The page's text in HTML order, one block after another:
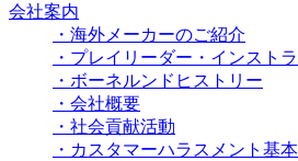
会社案内
・海外メーカーのご紹介
・プレイリーダー・インスト
・ボーネルンドヒストリー
・会社概要
・社会貢献活動
・カスタマーハラスメント基